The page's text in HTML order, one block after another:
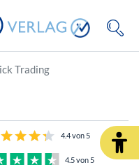
Trading
4.4 von 5
4.5 von 5